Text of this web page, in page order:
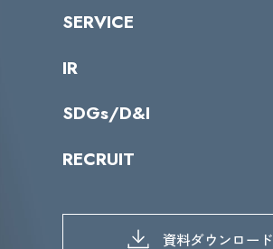
ミッション／ビジョン
役員一覧
サイバーニュース
SERVICE
カテゴリー別サービス一覧
IR
IRカレンダー
IRライブラリー
SDGs/D&I
当グループのマテリアリティ
SDGs推進体制
D&Iの取り組み
RECRUIT
募集職種一覧
メッセージ
資料ダウンロード